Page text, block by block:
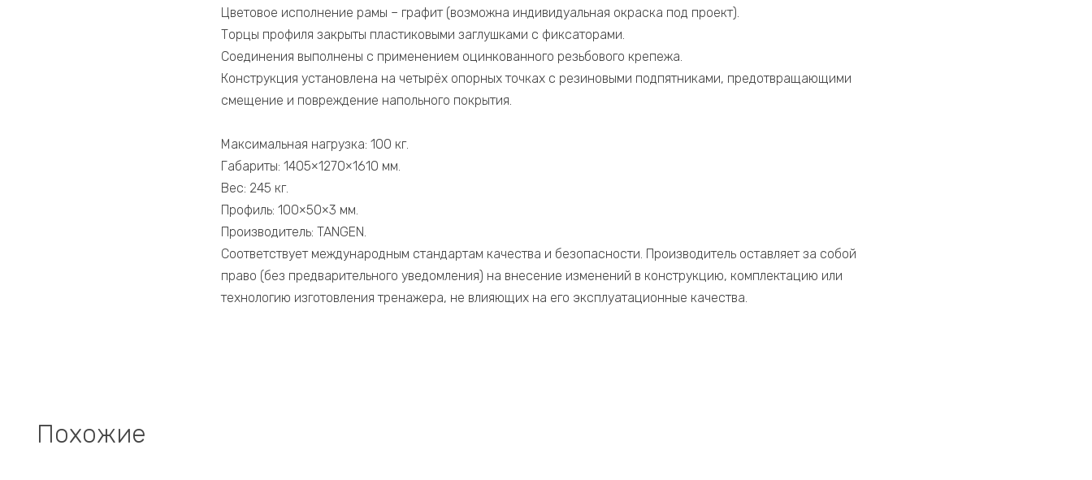
Цветовое исполнение рамы – графит (возможна индивидуальная окраска под проект).
Торцы профиля закрыты пластиковыми заглушками с фиксаторами.
Соединения выполнены с применением оцинкованного резьбового крепежа.
Конструкция установлена на четырёх опорных точках с резиновыми подпятниками, предотвращающими
смещение и повреждение напольного покрытия.
Максимальная нагрузка: 100 кг.
Габариты: 1405×1270×1610 мм.
Вес: 245 кг.
Профиль: 100×50×3 мм.
Производитель: TANGEN.
Соответствует международным стандартам качества и безопасности. Производитель оставляет за собой
право (без предварительного уведомления) на внесение изменений в конструкцию, комплектацию или
технологию изготовления тренажера, не влияющих на его эксплуатационные качества.
Похожие